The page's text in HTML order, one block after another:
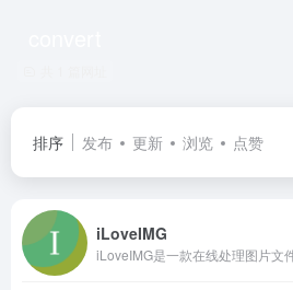
排序 发布 更新 浏览 点赞
iLoveIMG